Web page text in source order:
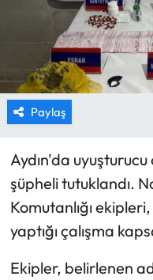
Paylaş
Aydın'da
şüpheli tutuklandı.
Komutanlığı
yaptığı çalışma
Ekipler, belirlenen
TARIM
TURİZM
YAŞAM
RESMİ İLANLAR
HABER İLAN